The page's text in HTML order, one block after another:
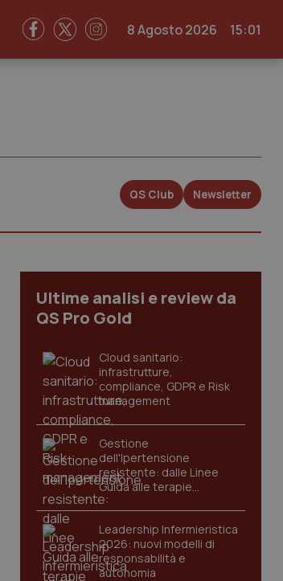
8 Agosto 2026 15:01
QS Club Newsletter
Ultime analisi e review da
QS Pro Gold
Cloud sanitario:
infrastrutture,
compliance, GDPR e Risk
management
Gestione
dell'Ipertensione
resistente: dalle Linee
Guida alle terapie
innovative
Leadership Infermieristica
2026: nuovi modelli di
responsabilità e
autonomia